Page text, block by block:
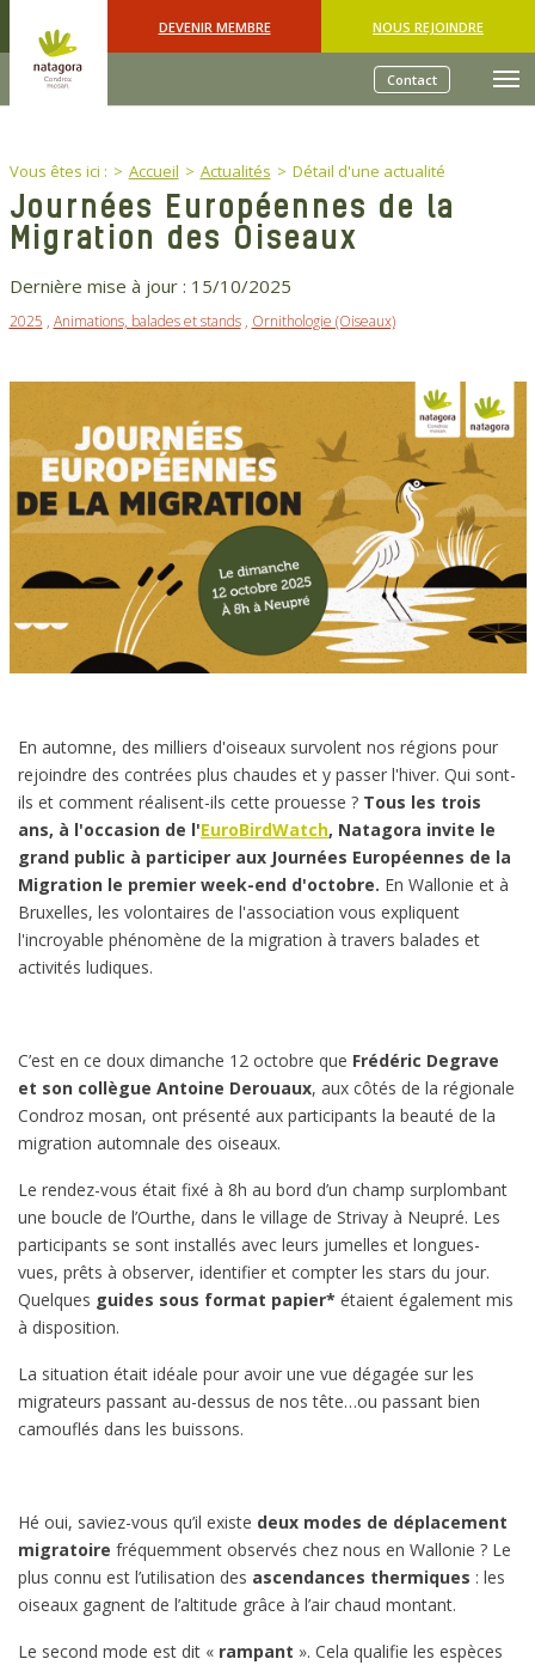
DEVENIR MEMBRE NOUS REJOINDRE
Contact
You are here:
Vous êtes ici : Accueil Actualités Détail d'une actualité
Journées Européennes de la
Migration des Oiseaux
Dernière mise à jour : 15/10/2025
2025 , Animations, balades et stands, Ornithologie (Oiseaux)
En automne, des milliers d'oiseaux survolent nos régions pour
rejoindre des contrées plus chaudes et y passer l'hiver. Qui sont-
ils et comment réalisent-ils cette prouesse ? Tous les trois
ans, à l'occasion de l'EuroBirdWatch, Natagora invite le
grand public à participer aux Journées Européennes de la
Migration le premier week-end d'octobre. En Wallonie et à
Bruxelles, les volontaires de l'association vous expliquent
l'incroyable phénomène de la migration à travers balades et
activités ludiques.
C’est en ce doux dimanche 12 octobre que Frédéric Degrave
et son collègue Antoine Derouaux, aux côtés de la régionale
Condroz mosan, ont présenté aux participants la beauté de la
migration automnale des oiseaux.
Le rendez-vous était fixé à 8h au bord d’un champ surplombant
une boucle de l’Ourthe, dans le village de Strivay à Neupré. Les
participants se sont installés avec leurs jumelles et longues-
vues, prêts à observer, identifier et compter les stars du jour.
Quelques guides sous format papier* étaient également mis
à disposition.
La situation était idéale pour avoir une vue dégagée sur les
migrateurs passant au-dessus de nos tête…ou passant bien
camouflés dans les buissons.
Hé oui, saviez-vous qu’il existe deux modes de déplacement
migratoire fréquemment observés chez nous en Wallonie ? Le
plus connu est l’utilisation des ascendances thermiques : les
oiseaux gagnent de l’altitude grâce à l’air chaud montant.
Le second mode est dit « rampant ». Cela qualifie les espèces